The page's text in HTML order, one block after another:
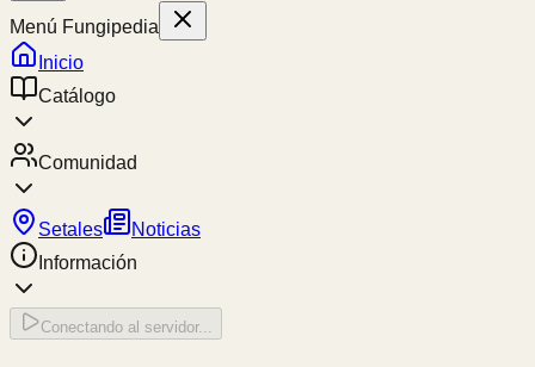
Menú Fungipedia
Inicio
Catálogo
Comunidad
Setales
Noticias
Información
Conectando al servidor...